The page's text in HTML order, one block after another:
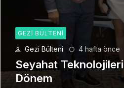
GEZI BÜLTENI
Gezi Bülteni 4 hafta önce
Seyahat
Dönem